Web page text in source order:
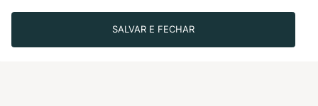
SALVAR E FECHAR
Baixe agora o app Multi
Abrir